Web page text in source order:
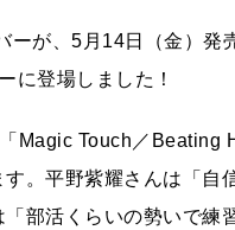
が、5月14日（金）発
に登場しました！
Magic Touch／Beating
。平野紫耀さんは「自
部活くらいの勢いで練